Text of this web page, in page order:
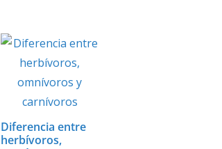
Diferencia entre
herbívoros,